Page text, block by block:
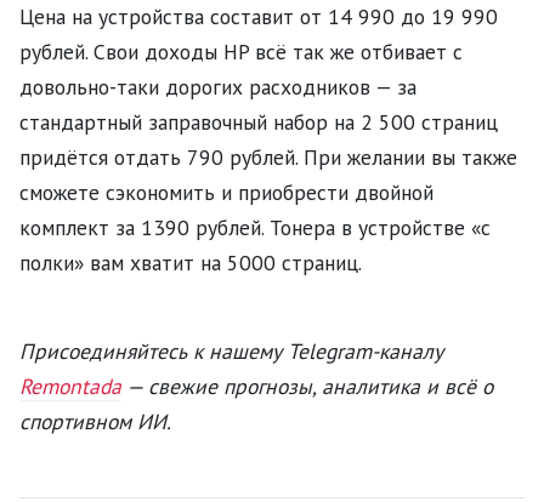
Цена на устройства составит от 14 990 до 19 990
рублей. Свои доходы HP всё так же отбивает с
довольно-таки дорогих расходников — за
стандартный заправочный набор на 2 500 страниц
придётся отдать 790 рублей. При желании вы также
сможете сэкономить и приобрести двойной
комплект за 1390 рублей. Тонера в устройстве «с
полки» вам хватит на 5000 страниц.
Присоединяйтесь к нашему Telegram-каналу
Remontada — свежие прогнозы, аналитика и всё о
спортивном ИИ.